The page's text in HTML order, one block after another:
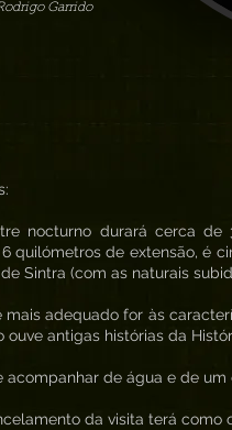
Garrido
nocturno durará cerca de
quilómetros de extensão, é
Sintra (com as naturais
adequado for às
antigas histórias da
de água e de um
da visita terá como